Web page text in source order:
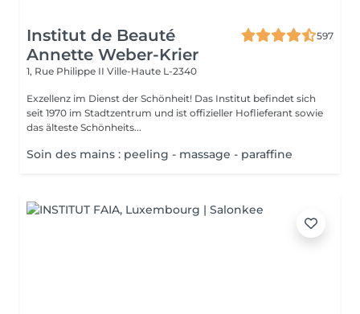
Institut de Beauté
Annette Weber-Krier
597
1, Rue Philippe II Ville-Haute L-2340
Exzellenz im Dienst der Schönheit! Das Institut befindet sich
seit 1970 im Stadtzentrum und ist offizieller Hoflieferant sowie
das älteste Schönheits...
Soin des mains : peeling - massage - paraffine